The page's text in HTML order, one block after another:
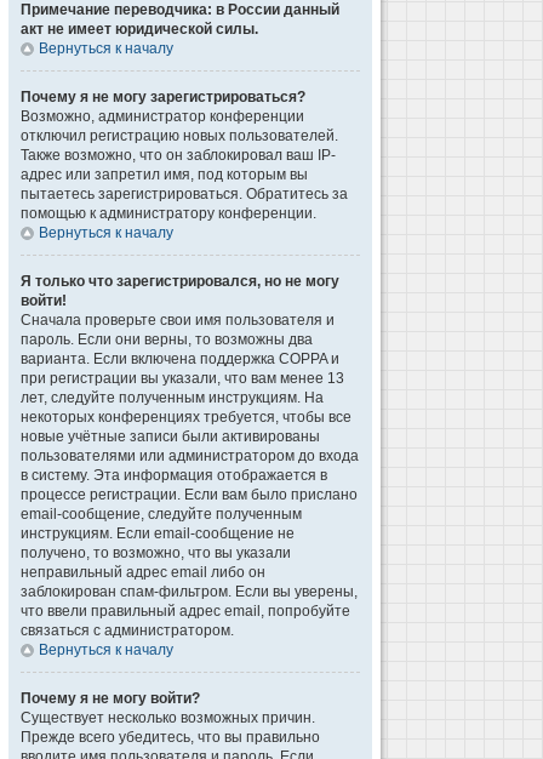
Примечание переводчика: в России данный
акт не имеет юридической силы.
Вернуться к началу
Почему я не могу зарегистрироваться?
Возможно, администратор конференции
отключил регистрацию новых пользователей.
Также возможно, что он заблокировал ваш IP-
адрес или запретил имя, под которым вы
пытаетесь зарегистрироваться. Обратитесь за
помощью к администратору конференции.
Вернуться к началу
Я только что зарегистрировался, но не могу
войти!
Сначала проверьте свои имя пользователя и
пароль. Если они верны, то возможны два
варианта. Если включена поддержка COPPA и
при регистрации вы указали, что вам менее 13
лет, следуйте полученным инструкциям. На
некоторых конференциях требуется, чтобы все
новые учётные записи были активированы
пользователями или администратором до входа
в систему. Эта информация отображается в
процессе регистрации. Если вам было прислано
email-сообщение, следуйте полученным
инструкциям. Если email-сообщение не
получено, то возможно, что вы указали
неправильный адрес email либо он
заблокирован спам-фильтром. Если вы уверены,
что ввели правильный адрес email, попробуйте
связаться с администратором.
Вернуться к началу
Почему я не могу войти?
Существует несколько возможных причин.
Прежде всего убедитесь, что вы правильно